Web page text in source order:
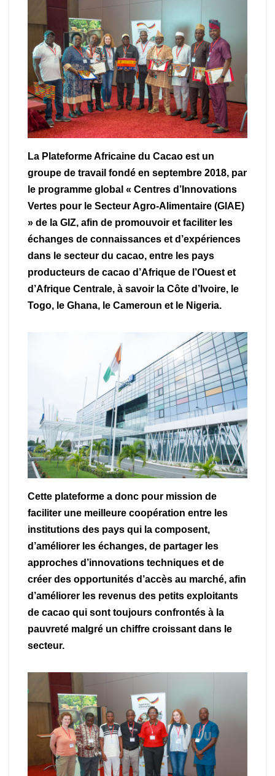
La Plateforme Africaine du Cacao est un
groupe de travail fondé en septembre 2018, par
le programme global « Centres d’Innovations
Vertes pour le Secteur Agro-Alimentaire (GIAE)
» de la GIZ, afin de promouvoir et faciliter les
échanges de connaissances et d’expériences
dans le secteur du cacao, entre les pays
producteurs de cacao d’Afrique de l’Ouest et
d’Afrique Centrale, à savoir la Côte d’Ivoire, le
Togo, le Ghana, le Cameroun et le Nigeria.
Cette plateforme a donc pour mission de
faciliter une meilleure coopération entre les
institutions des pays qui la composent,
d’améliorer les échanges, de partager les
approches d’innovations techniques et de
créer des opportunités d’accès au marché, afin
d’améliorer les revenus des petits exploitants
de cacao qui sont toujours confrontés à la
pauvreté malgré un chiffre croissant dans le
secteur.